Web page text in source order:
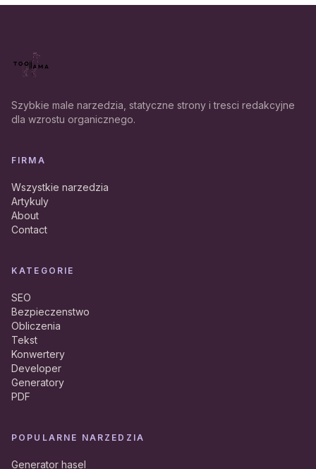
Szybkie male narzedzia, statyczne strony i tresci redakcyjne
dla wzrostu organicznego.
FIRMA
Wszystkie narzedzia
Artykuly
About
Contact
KATEGORIE
SEO
Bezpieczenstwo
Obliczenia
Tekst
Konwertery
Developer
Generatory
PDF
POPULARNE NARZEDZIA
Generator hasel